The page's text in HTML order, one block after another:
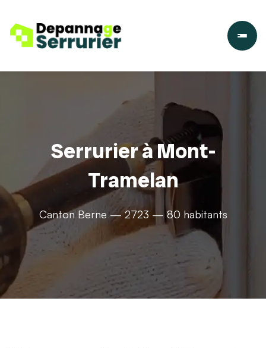
Serrurier à Mont-
Tramelan
Canton Berne — 2723 — 80 habitants